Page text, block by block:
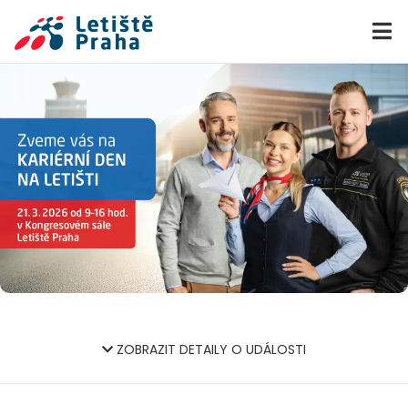
ZOBRAZIT DETAILY O UDÁLOSTI